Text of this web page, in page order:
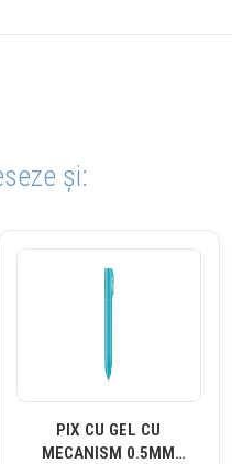
și:
PIX CU GEL CU
MECANISM 0.5MM